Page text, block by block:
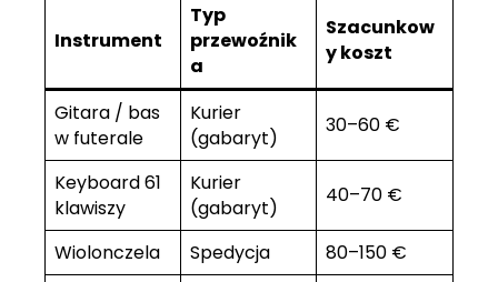
Instrument
Typ
przewoźnik
a
Szacunkow
y koszt
Gitara / bas
w futerale
Kurier
(gabaryt)
30–60 €
Keyboard 61
klawiszy
Kurier
(gabaryt)
40–70 €
Wiolonczela Spedycja
80–150 €